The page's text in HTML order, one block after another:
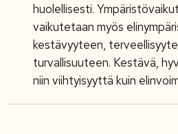
huolellisesti.
vaikutetaan myös
kestävyyteen,
turvallisuuteen. Kestävä,
niin viihtyisyyttä kuin